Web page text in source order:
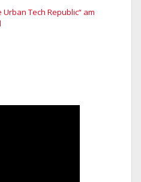
Urban Tech Republic“ am